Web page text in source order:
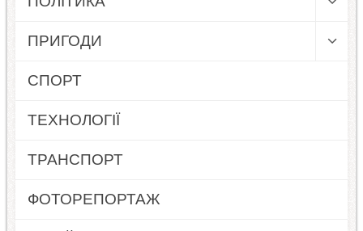
ПРИГОДИ
СПОРТ
ТЕХНОЛОГІЇ
ТРАНСПОРТ
ФОТОРЕПОРТАЖ